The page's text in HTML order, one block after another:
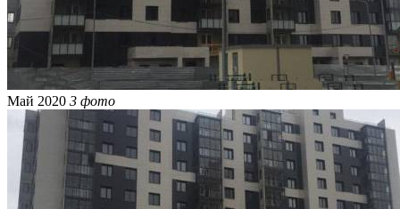
Май 2020 3 фото